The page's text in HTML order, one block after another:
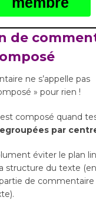
de
ne s’appelle pas
» pour rien !
composé quand
par
éviter le plan
structure du texte
de commentaire